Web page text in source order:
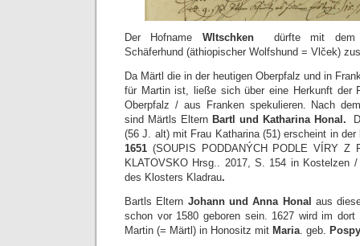
Der Hofname Wltschkendürfte mit dem
Schäferhund (äthiopischer Wolfshund = Vlček)
Da Märtl die in der heutigen Oberpfalz und in
für Martin ist, ließe sich über eine Herkunft der
Oberpfalz / aus Franken spekulieren. Nach
sind Märtls Eltern Bartl und Katharina Honal.
(56 J. alt) mit Frau Katharina (51) erscheint in der
1651 (SOUPIS PODDANÝCH PODLE VÍRY Z
KLATOVSKO Hrsg.. 2017, S. 154 in Kostelzen
des Klosters Kladrau.
Bartls Eltern Johann und Anna Honal aus
schon vor 1580 geboren sein. 1627 wird im dort
Martin (= Märtl) in Honositz mit Maria. geb. Pospy